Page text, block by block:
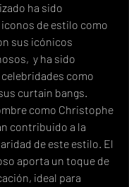
ha sido
de estilo como
sus icónicos
y ha sido
como
curtain bangs.
como Christophe
contribuido a la
de este estilo. El
aporta un toque de
ideal para